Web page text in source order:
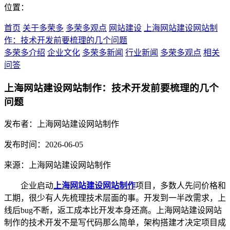
位置：
首页 关于多荣多 多荣多观点 网站建设
上海网站建设网站制
作：技术开发前要梳理的几个问题
多荣多介绍 企业文化 多荣多新闻 行业新闻 多荣多观点 相关
问答
上海网站建设网站制作：技术开发前要梳理的几个
问题
发布者：上海网站建设网站制作
发布时间：2026-06-05
来源：上海网站建设网站制作
企业启动上海网站建设网站制作项目，多数人先问价格和
工期，很少有人先梳理技术层面的事。开发到一半改需求，上
线后bug不断，返工成本比开发本身还高。上海网站建设网站
制作的技术开发不是写代码那么简单，架构搭建才决定项目成